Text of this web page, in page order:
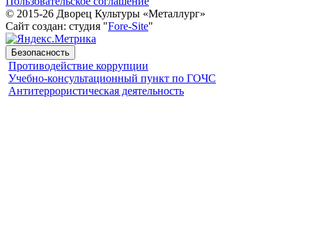
© 2015-26 Дворец Культуры «Металлург»
Сайт создан: студия "Fore-Site"
Безопасность
Противодействие коррупции
Учебно-консультационный пункт по ГОЧС
Антитеррористическая деятельность